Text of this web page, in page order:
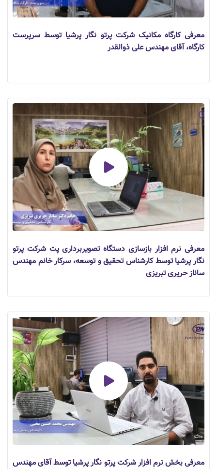
معرفی کارگاه مکانیک شرکت پرتو نگار پرشیا توسط سرپرست
کارگاه، آقای مهندس علی ذوالقدر
معرفی نرم افزار بازسازی دستگاه تصویربرداری پت شرکت پرتو
نگار پرشیا توسط کارشناس تحقیق و توسعه، سرکار خانم مهندس
ساناز حریری تبریزی
معرفی بخش نرم افزار شرکت پرتو نگار پرشیا توسط آقای مهندس